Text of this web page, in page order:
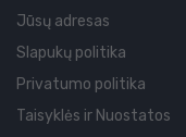
Jūsų adresas
Slapukų politika
Privatumo politika
Taisyklės ir Nuostatos